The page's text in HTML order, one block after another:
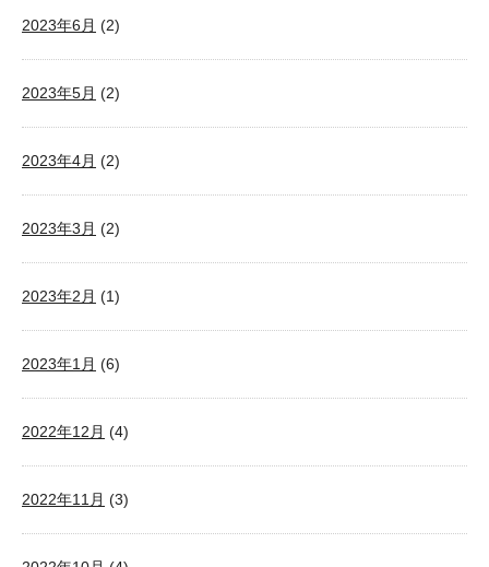
2023年6月 (2)
2023年5月 (2)
2023年4月 (2)
2023年3月 (2)
2023年2月 (1)
2023年1月 (6)
2022年12月 (4)
2022年11月 (3)